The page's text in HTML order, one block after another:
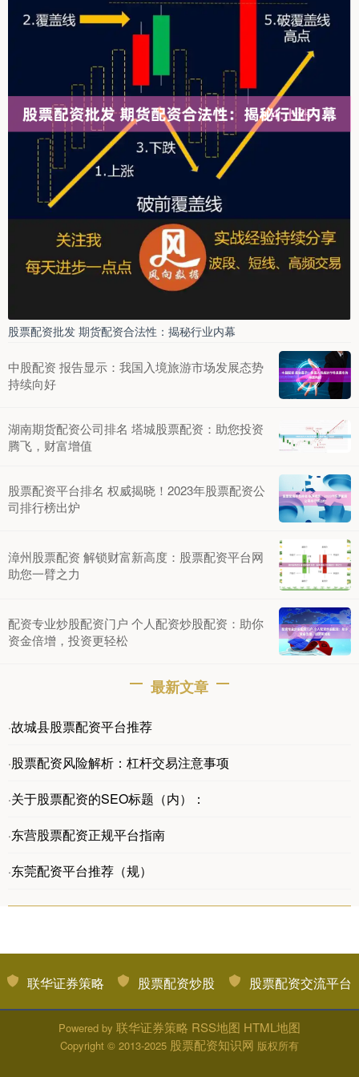
股票配资批发 期货配资合法性：揭秘行业内幕
中股配资 报告显示：我国入境旅游市场发展态势
持续向好
湖南期货配资公司排名 塔城股票配资：助您投资
腾飞，财富增值
股票配资平台排名 权威揭晓！2023年股票配资公
司排行榜出炉
漳州股票配资 解锁财富新高度：股票配资平台网
助您一臂之力
配资专业炒股配资门户 个人配资炒股配资：助你
资金倍增，投资更轻松
最新文章
·故城县股票配资平台推荐
·股票配资风险解析：杠杆交易注意事项
·关于股票配资的SEO标题（内）：
·东营股票配资正规平台指南
·东莞配资平台推荐（规）
联华证券策略 股票配资炒股 股票配资交流平台
Powered by 联华证券策略 RSS地图 HTML地图
Copyright © 2013-2025 股票配资知识网 版权所有